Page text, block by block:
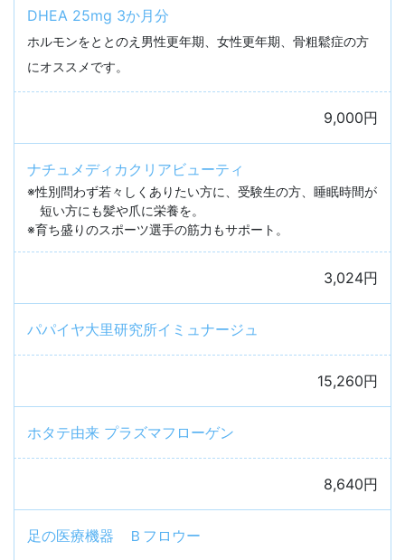
DHEA 25mg 3か月分
ホルモンをととのえ男性更年期、女性更年期、骨粗鬆症の方
にオススメです。
9,000円
ナチュメディカクリアビューティ
※性別問わず若々しくありたい方に、受験生の方、睡眠時間が
短い方にも髪や爪に栄養を。
※育ち盛りのスポーツ選手の筋力もサポート。
3,024円
パパイヤ大里研究所イミュナージュ
15,260円
ホタテ由来 プラズマフローゲン
8,640円
足の医療機器 Ｂフロウー